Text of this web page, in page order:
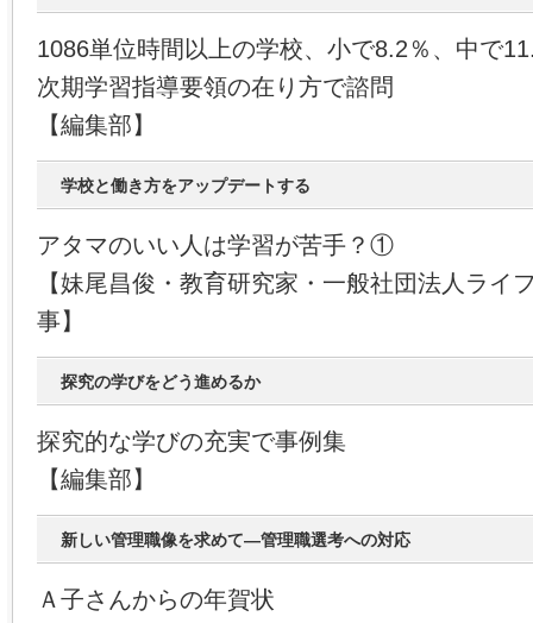
1086単位時間以上の学校、小で8.2％、中で
次期学習指導要領の在り方で諮問
【編集部】
学校と働き方をアップデートする
アタマのいい人は学習が苦手？①
【妹尾昌俊・教育研究家・一般社団法人ラ
事】
探究の学びをどう進めるか
探究的な学びの充実で事例集
【編集部】
新しい管理職像を求めて―管理職選考への対応
Ａ子さんからの年賀状